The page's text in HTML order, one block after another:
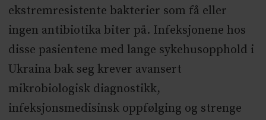
ekstremresistente bakterier som få eller
ingen antibiotika biter på. Infeksjonene hos
disse pasientene med lange sykehusopphold i
Ukraina bak seg krever avansert
mikrobiologisk diagnostikk,
infeksjonsmedisinsk oppfølging og strenge